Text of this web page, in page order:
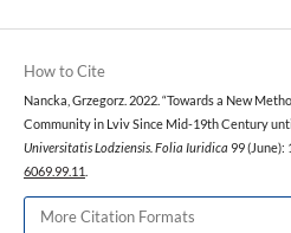
How to Cite
Nancka, Grzegorz. 2022. “Towards a New
Community in Lviv Since Mid-19th Century
Universitatis Lodziensis. Folia Iuridica 99 (June):
6069.99.11
More Citation Formats